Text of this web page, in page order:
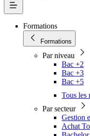
Formations
Formations
Par niveau
Bac +2
Bac +3
Bac +5
Tous les
Par secteur
Gestion
Achat